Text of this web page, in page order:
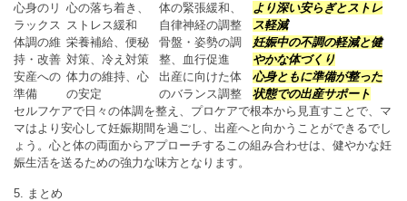
心身のリ
ラックス
心の落ち着き、
ストレス緩和
体の緊張緩和、
自律神経の調整
より深い安らぎとストレ
ス軽減
体調の維
持・改善
栄養補給、便秘
対策、冷え対策
骨盤・姿勢の調
整、血行促進
妊娠中の不調の軽減と健
やかな体づくり
安産への
準備
体力の維持、心
の安定
出産に向けた体
のバランス調整
心身ともに準備が整った
状態での出産サポート
セルフケアで日々の体調を整え、プロケアで根本から見直すことで、マ
マはより安心して妊娠期間を過ごし、出産へと向かうことができるでし
ょう。心と体の両面からアプローチするこの組み合わせは、健やかな妊
娠生活を送るための強力な味方となります。
5. まとめ